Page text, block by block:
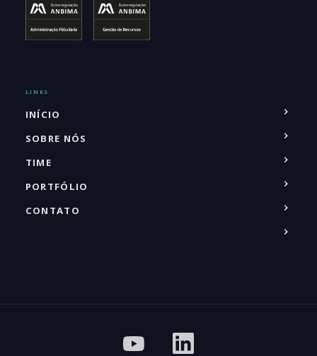
LINKS
INÍCIO
SOBRE NÓS
TIME
PORTFÓLIO
CONTATO